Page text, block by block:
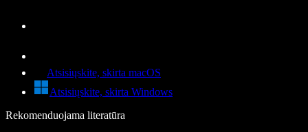
Atsisiųskite, skirta macOS
Atsisiųskite, skirta Windows
Rekomenduojama literatūra